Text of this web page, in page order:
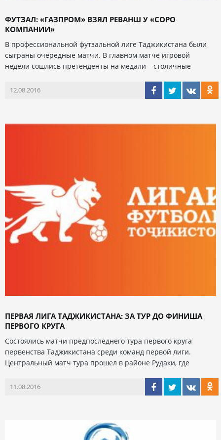
ФУТЗАЛ: «ГАЗПРОМ» ВЗЯЛ РЕВАНШ У «СОРО
КОМПАНИИ»
В профессиональной футзальной лиге Таджикистана были
сыграны очередные матчи. В главном матче игровой
недели сошлись претенденты на медали – столичные
12.08.2016
ПЕРВАЯ ЛИГА ТАДЖИКИСТАНА: ЗА ТУР ДО ФИНИША
ПЕРВОГО КРУГА
Состоялись матчи предпоследнего тура первого круга
первенства Таджикистана среди команд первой лиги.
Центральный матч тура прошел в районе Рудаки, где
11.08.2016